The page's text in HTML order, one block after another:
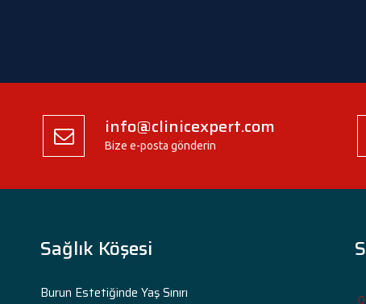
info@clinicexpert.com
Bize e-posta gönderin
Sağlık Köşesi
Burun Estetiğinde Yaş Sınırı